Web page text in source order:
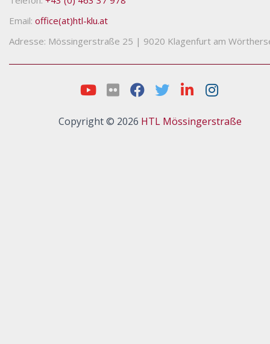
Email: office(at)htl-klu.at
Adresse: Mössingerstraße 25 | 9020 Klagenfurt am
Copyright © 2026 HTL Mössingerstraße